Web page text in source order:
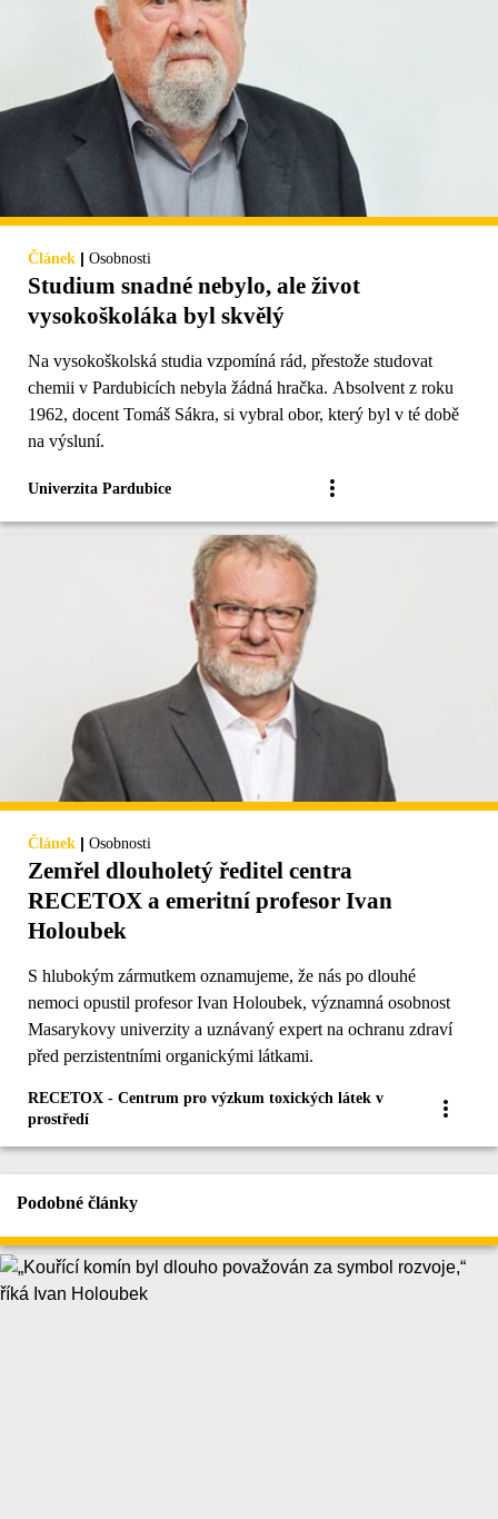
Článek | Osobnosti
Studium snadné nebylo, ale život
vysokoškoláka byl skvělý
Na vysokoškolská studia vzpomíná rád, přestože studovat
chemii v Pardubicích nebyla žádná hračka. Absolvent z roku
1962, docent Tomáš Sákra, si vybral obor, který byl v té době
na výsluní.
Univerzita Pardubice
Článek | Osobnosti
Zemřel dlouholetý ředitel centra
RECETOX a emeritní profesor Ivan
Holoubek
S hlubokým zármutkem oznamujeme, že nás po dlouhé
nemoci opustil profesor Ivan Holoubek, významná osobnost
Masarykovy univerzity a uznávaný expert na ochranu zdraví
před perzistentními organickými látkami.
RECETOX - Centrum pro výzkum toxických látek v
prostředí
Podobné články